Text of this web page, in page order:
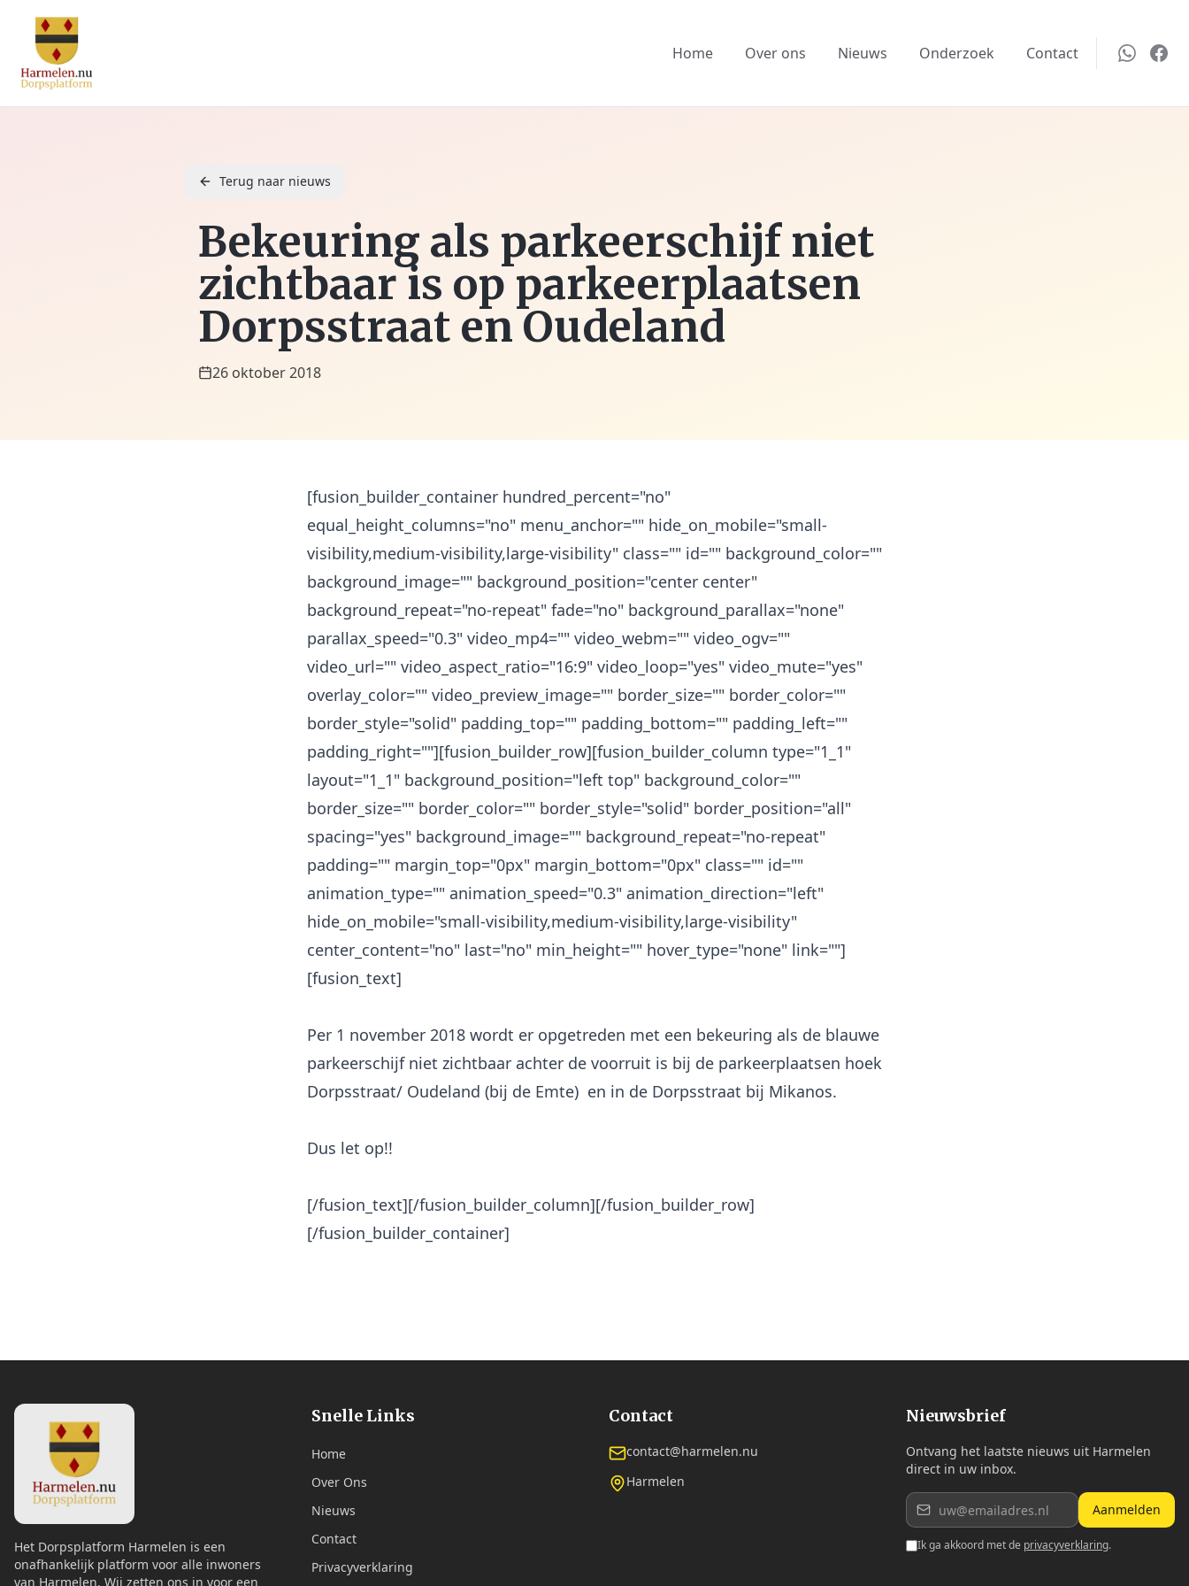
Home Over ons Nieuws Onderzoek Contact
Terug naar nieuws
Bekeuring als parkeerschijf niet
zichtbaar is op parkeerplaatsen
Dorpsstraat en Oudeland
26 oktober 2018
[fusion_builder_container hundred_percent="no"
equal_height_columns="no" menu_anchor="" hide_on_mobile="small-
visibility,medium-visibility,large-visibility" class="" id="" background_color=""
background_image="" background_position="center center"
background_repeat="no-repeat" fade="no" background_parallax="none"
parallax_speed="0.3" video_mp4="" video_webm="" video_ogv=""
video_url="" video_aspect_ratio="16:9" video_loop="yes" video_mute="yes"
overlay_color="" video_preview_image="" border_size="" border_color=""
border_style="solid" padding_top="" padding_bottom="" padding_left=""
padding_right=""][fusion_builder_row][fusion_builder_column type="1_1"
layout="1_1" background_position="left top" background_color=""
border_size="" border_color="" border_style="solid" border_position="all"
spacing="yes" background_image="" background_repeat="no-repeat"
padding="" margin_top="0px" margin_bottom="0px" class="" id=""
animation_type="" animation_speed="0.3" animation_direction="left"
hide_on_mobile="small-visibility,medium-visibility,large-visibility"
center_content="no" last="no" min_height="" hover_type="none" link=""]
[fusion_text]
Per 1 november 2018 wordt er opgetreden met een bekeuring als de blauwe
parkeerschijf niet zichtbaar achter de voorruit is bij de parkeerplaatsen hoek
Dorpsstraat/ Oudeland (bij de Emte) en in de Dorpsstraat bij Mikanos.
Dus let op!!
[/fusion_text][/fusion_builder_column][/fusion_builder_row]
[/fusion_builder_container]
Het Dorpsplatform Harmelen is een
onafhankelijk platform voor alle inwoners
van Harmelen. Wij zetten ons in voor een
Snelle Links
Home
Over Ons
Nieuws
Contact
Privacyverklaring
Contact
contact@harmelen.nu
Harmelen
Nieuwsbrief
Ontvang het laatste nieuws uit Harmelen
direct in uw inbox.
Aanmelden
Ik ga akkoord met de privacyverklaring.